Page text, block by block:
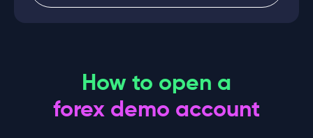
How to open a
forex demo account